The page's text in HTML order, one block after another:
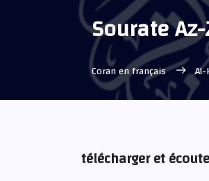
Sourate
Coran en français Al-
télécharger et